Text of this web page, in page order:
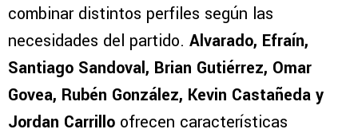
combinar distintos perfiles según las
necesidades del partido. Alvarado, Efraín,
Santiago Sandoval, Brian Gutiérrez, Omar
Govea, Rubén González, Kevin Castañeda y
Jordan Carrillo ofrecen características